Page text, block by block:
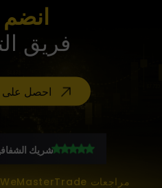
فريق
احصل على
شريك
مراجعات WeMasterTrade موثقة بواسطة FXVerify